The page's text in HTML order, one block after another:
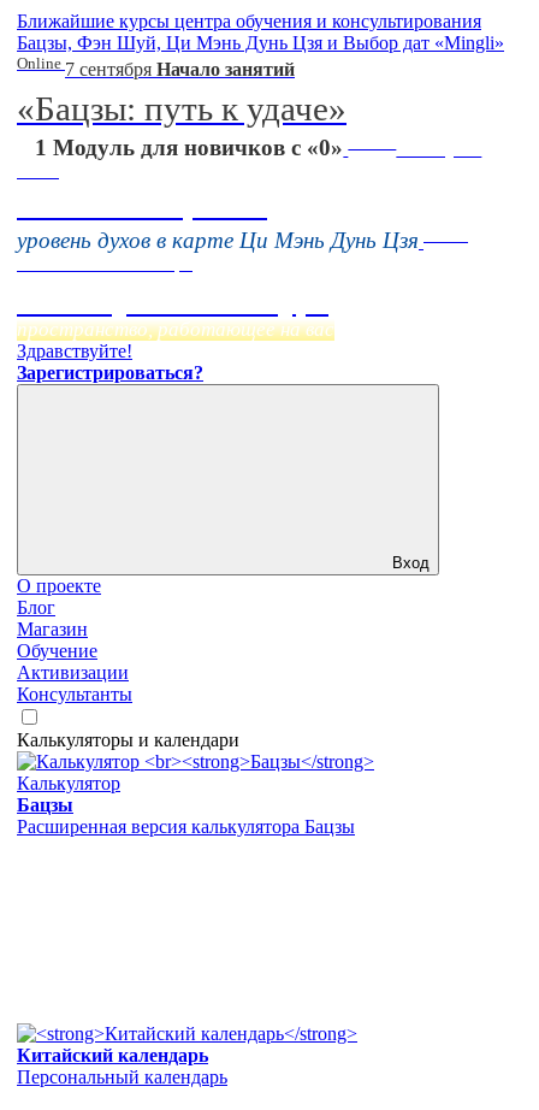
Ближайшие курсы центра обучения и консультирования
Бацзы, Фэн Шуй, Ци Мэнь Дунь Цзя и Выбор дат «Mingli»
Online 7 сентября Начало занятий
«Бацзы: путь к удаче»
1 Модуль для новичков с «0»
16 августа
уровень духов в карте Ци Мэнь Дунь Цзя
пространство, работающее на вас
Здравствуйте!
Зарегистрироваться?
Вход
О проекте
Блог
Магазин
Обучение
Активизации
Консультанты
Калькуляторы и календари
Калькулятор
Бацзы
Расширенная версия калькулятора Бацзы
Китайский календарь
Персональный календарь